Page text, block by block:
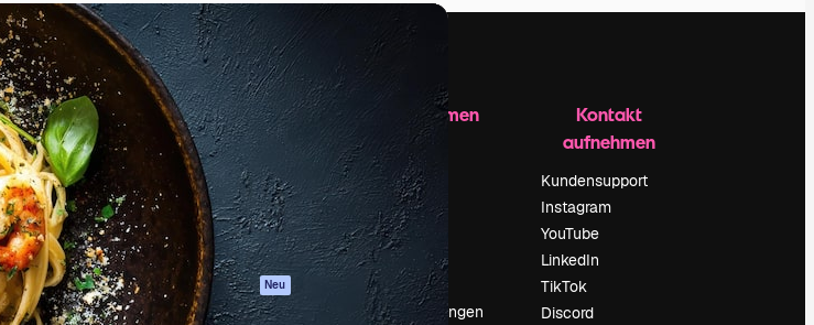
Produkte
Spaces
KI-Assistent
KI-Bildgenerator
KI-Videogenerator
KI-
Stimmengenerator
Stock-Inhalte
Loslegen
Academy
Dokumentation
Support
AGB
Datenschutzerklärung
Originale Neu
Cookie-Richtlinie
Unternehmen
Preise
Über uns
Reviews
Karriere
Suchtrends
Blog
Veranstaltungen
Kontakt
aufnehmen
Kundensupport
Instagram
YouTube
LinkedIn
TikTok
Discord